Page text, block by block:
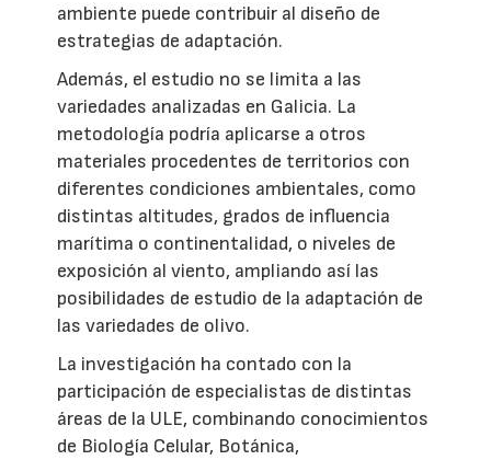
ambiente puede contribuir al diseño de
estrategias de adaptación.
Además, el estudio no se limita a las
variedades analizadas en Galicia. La
metodología podría aplicarse a otros
materiales procedentes de territorios con
diferentes condiciones ambientales, como
distintas altitudes, grados de influencia
marítima o continentalidad, o niveles de
exposición al viento, ampliando así las
posibilidades de estudio de la adaptación de
las variedades de olivo.
La investigación ha contado con la
participación de especialistas de distintas
áreas de la ULE, combinando conocimientos
de Biología Celular, Botánica,